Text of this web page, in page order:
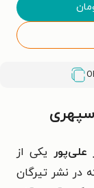
علی‌پور یکی از
نشر تیرگان